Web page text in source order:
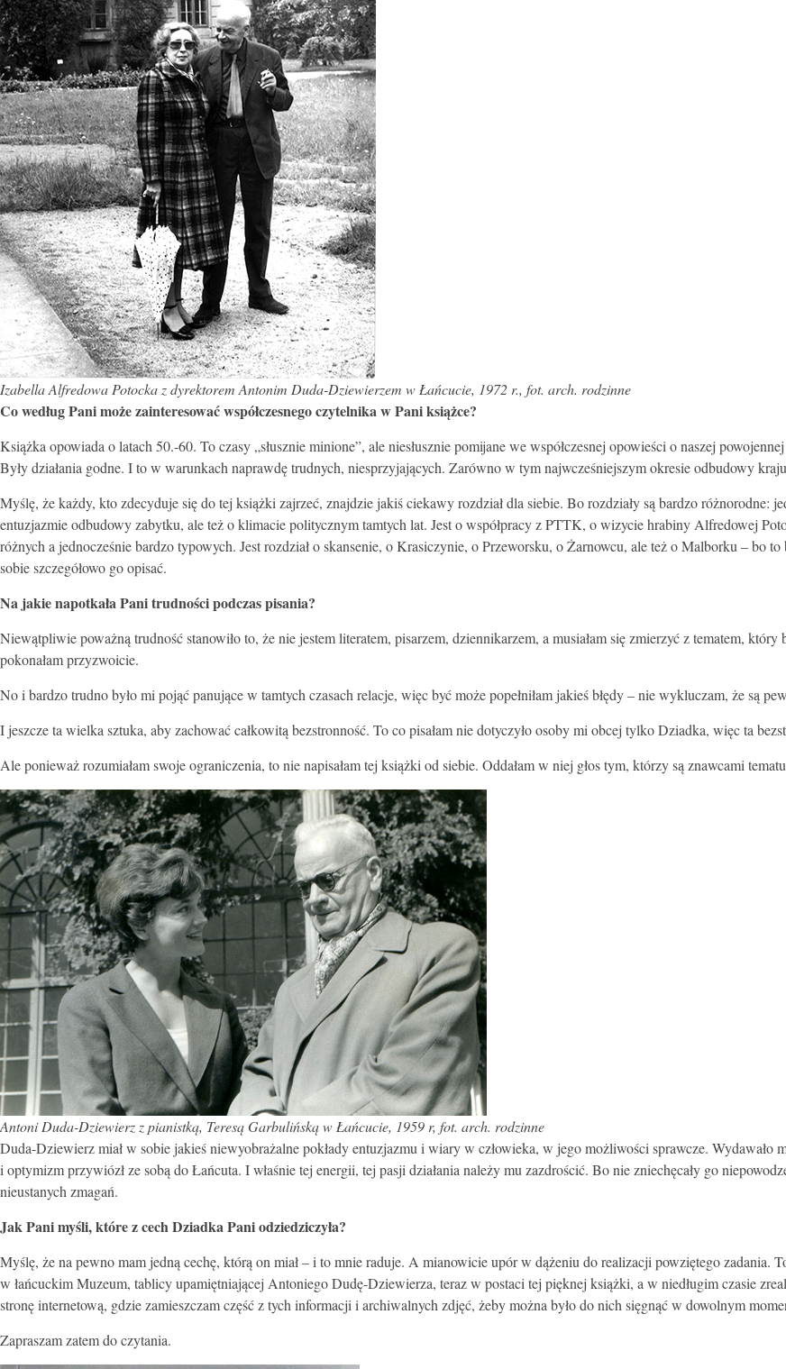
Izabella Alfredowa Potocka z dyrektorem Antonim Duda-Dziewierzem w Łańcucie, 1972 r., fot. arch. rodzinne
Co według Pani może zainteresować współczesnego czytelnika w Pani książce?
Książka opowiada o latach 50.-60. To czasy „słusznie minione”, ale niesłusznie pomijane we współczesnej opowieści o naszej
Były działania godne. I to w warunkach naprawdę trudnych, niesprzyjających. Zarówno w tym najwcześniejszym okresie odbudowy
Myślę, że każdy, kto zdecyduje się do tej książki zajrzeć, znajdzie jakiś ciekawy rozdział dla siebie. Bo rozdziały są bardzo różnorodne:
entuzjazmie odbudowy zabytku, ale też o klimacie politycznym tamtych lat. Jest o współpracy z PTTK, o wizycie hrabiny Alfredowej
różnych a jednocześnie bardzo typowych. Jest rozdział o skansenie, o Krasiczynie, o Przeworsku, o Żarnowcu, ale też o Malborku – bo
sobie szczegółowo go opisać.
Na jakie napotkała Pani trudności podczas pisania?
Niewątpliwie poważną trudność stanowiło to, że nie jestem literatem, pisarzem, dziennikarzem, a musiałam się zmierzyć z tematem,
pokonałam przyzwoicie.
No i bardzo trudno było mi pojąć panujące w tamtych czasach relacje, więc być może popełniłam jakieś błędy – nie wykluczam, że są
I jeszcze ta wielka sztuka, aby zachować całkowitą bezstronność. To co pisałam nie dotyczyło osoby mi obcej tylko Dziadka, więc ta
Ale ponieważ rozumiałam swoje ograniczenia, to nie napisałam tej książki od siebie. Oddałam w niej głos tym, którzy są znawcami
Antoni Duda-Dziewierz z pianistką, Teresą Garbulińską w Łańcucie, 1959 r, fot. arch. rodzinne
Duda-Dziewierz miał w sobie jakieś niewyobrażalne pokłady entuzjazmu i wiary w człowieka, w jego możliwości sprawcze. Wydawało
i optymizm przywiózł ze sobą do Łańcuta. I właśnie tej energii, tej pasji działania należy mu zazdrościć. Bo nie zniechęcały go
nieustanych zmagań.
Jak Pani myśli, które z cech Dziadka Pani odziedziczyła?
Myślę, że na pewno mam jedną cechę, którą on miał – i to mnie raduje. A mianowicie upór w dążeniu do realizacji powziętego zadania.
w łańcuckim Muzeum, tablicy upamiętniającej Antoniego Dudę-Dziewierza, teraz w postaci tej pięknej książki, a w niedługim czasie
stronę internetową, gdzie zamieszczam część z tych informacji i archiwalnych zdjęć, żeby można było do nich sięgnąć w dowolnym
Zapraszam zatem do czytania.